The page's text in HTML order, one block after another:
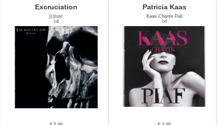
Excruciation
[c]rust
cd
Patricia Kaas
Kaas Chante Piaf
cd